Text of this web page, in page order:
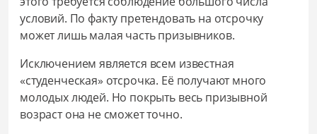
условий. По факту претендовать на отсрочку
может лишь малая часть призывников.
Исключением является всем известная
«студенческая» отсрочка. Её получают много
молодых людей. Но покрыть весь призывной
возраст она не сможет точно.